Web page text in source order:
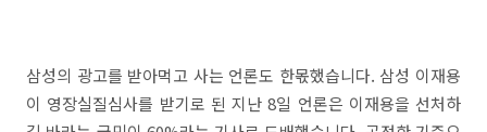
삼성의 광고를 받아먹고 사는 언론도 한몫했습니다. 삼성 이재용
이 영장실질심사를 받기로 된 지난 8일 언론은 이재용을 선처하